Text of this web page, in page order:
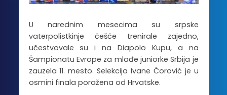
U narednim mesecima su srpske
vaterpolistkinje češće trenirale zajedno,
učestvovale su i na Diapolo Kupu, a na
Šampionatu Evrope za mlađe juniorke Srbija je
zauzela 11. mesto. Selekcija Ivane Ćorović je u
osmini finala poražena od Hrvatske.